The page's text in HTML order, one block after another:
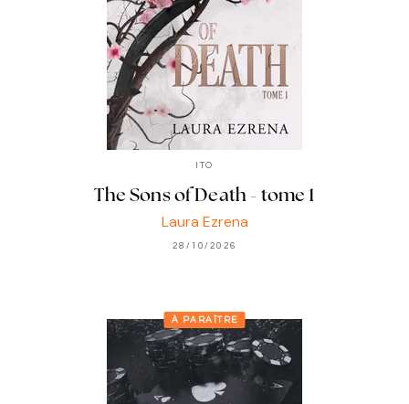
ITO
The Sons of Death - tome 1
Laura Ezrena
28/10/2026
À PARAÎTRE